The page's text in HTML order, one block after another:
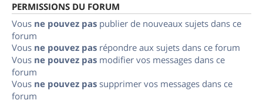
PERMISSIONS DU FORUM
Vous ne pouvez pas publier de nouveaux sujets dans ce
forum
Vous ne pouvez pas répondre aux sujets dans ce forum
Vous ne pouvez pas modifier vos messages dans ce
forum
Vous ne pouvez pas supprimer vos messages dans ce
forum